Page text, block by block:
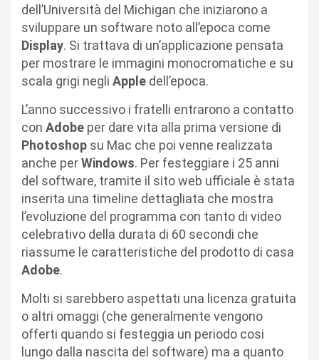
dell’Università del Michigan che iniziarono a
sviluppare un software noto all’epoca come
Display. Si trattava di un’applicazione pensata
per mostrare le immagini monocromatiche e su
scala grigi negli Apple dell’epoca.
L’anno successivo i fratelli entrarono a contatto
con Adobe per dare vita alla prima versione di
Photoshop su Mac che poi venne realizzata
anche perWindows. Per festeggiare i 25 anni
del software, tramite il sito web ufficiale è stata
inserita una timeline dettagliata che mostra
l’evoluzione del programma con tanto di video
celebrativo della durata di 60 secondi che
riassume le caratteristiche del prodotto di casa
Adobe.
Molti si sarebbero aspettati una licenza gratuita
o altri omaggi (che generalmente vengono
offerti quando si festeggia un periodo cosi
lungo dalla nascita del software) ma a quanto